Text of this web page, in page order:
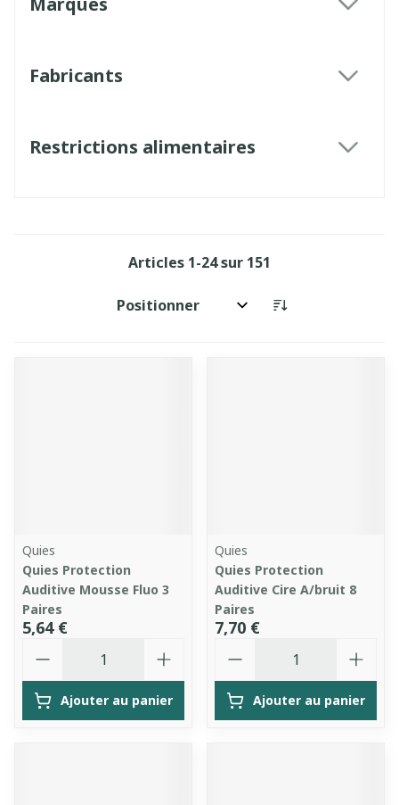
Fabricants
Restrictions alimentaires
Articles 1-24sur 151
Trier par:
Quies
Quies Protection
Auditive Mousse Fluo 3
Paires
5,64 €
Ajouter au panier
Quies
Quies Protection
Auditive Cire A/bruit 8
Paires
7,70 €
Ajouter au panier